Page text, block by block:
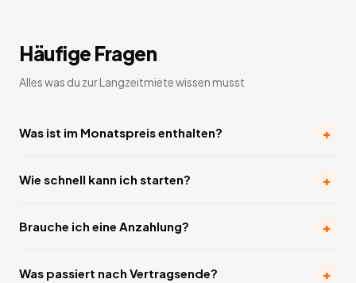
Häufige Fragen
Alles was du zur Langzeitmiete wissen musst
Was ist im Monatspreis enthalten? +
Wie schnell kann ich starten? +
Brauche ich eine Anzahlung? +
Was passiert nach Vertragsende? +